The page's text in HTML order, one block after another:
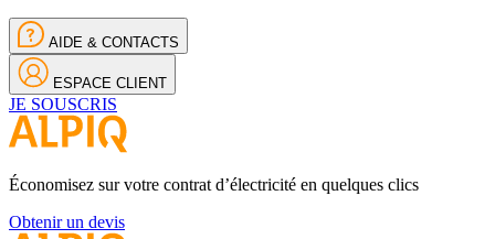
AIDE & CONTACTS
ESPACE CLIENT
JE SOUSCRIS
Économisez sur votre contrat d’électricité en quelques clics
Obtenir un devis